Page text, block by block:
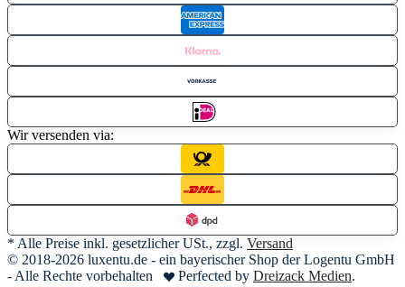
Wir versenden via:
* Alle Preise inkl. gesetzlicher USt., zzgl. Versand
© 2018-2026 luxentu.de - ein bayerischer Shop der Logentu GmbH
- Alle Rechte vorbehalten
Perfected by Dreizack Medien.